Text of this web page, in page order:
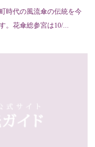
時代の風流傘の伝統を今
。花傘総参宮は10/...